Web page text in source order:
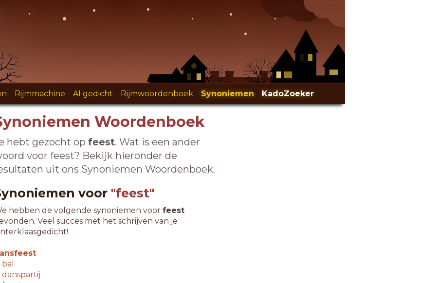
Rijmmachine AI gedicht Rijmwoordenboek Synoniemen KadoZoeker
Woordenboek
hebt gezocht op feest. Wat is een ander
voor feest? Bekijk hieronder de
uit ons Synoniemen Woordenboek.
voor "feest"
hebben de volgende synoniemen voor feest
Veel succes met het schrijven van je
bal
danspartij